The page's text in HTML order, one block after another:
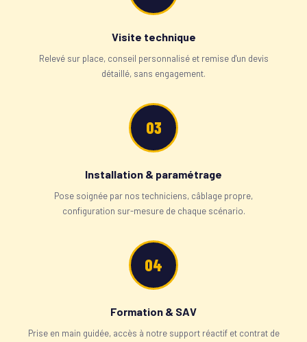
Visite technique
Relevé sur place, conseil personnalisé et remise d'un devis
détaillé, sans engagement.
03
Installation & paramétrage
Pose soignée par nos techniciens, câblage propre,
configuration sur-mesure de chaque scénario.
04
Formation & SAV
Prise en main guidée, accès à notre support réactif et contrat de